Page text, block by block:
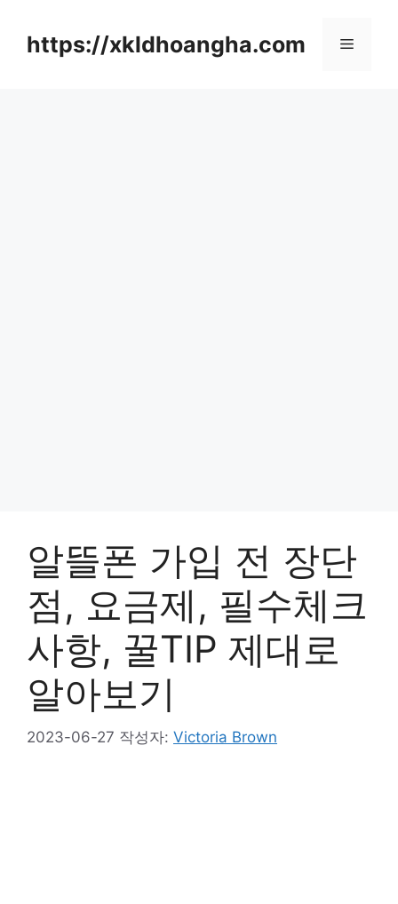
https://xkldhoangha.com 메
알뜰폰 가입 전 장단
점, 요금제, 필수체크
사항, 꿀TIP 제대로
알아보기
2023-06-27 작성자: Victoria Brown